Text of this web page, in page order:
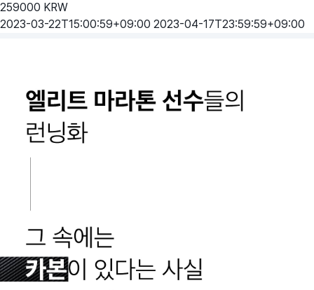
259000 KRW
2023-03-22T15:00:59+09:00 2023-04-17T23:59:59+09:00